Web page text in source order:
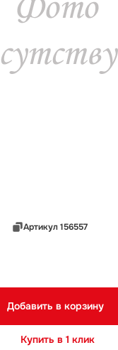
Артикул 156557
Добавить в корзину
Купить в 1 клик